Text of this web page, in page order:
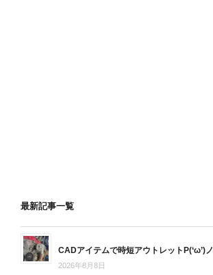
最新記事一覧
CADアイテムで時短アウトレットP(‘ω’)ノ
2026年8月8日